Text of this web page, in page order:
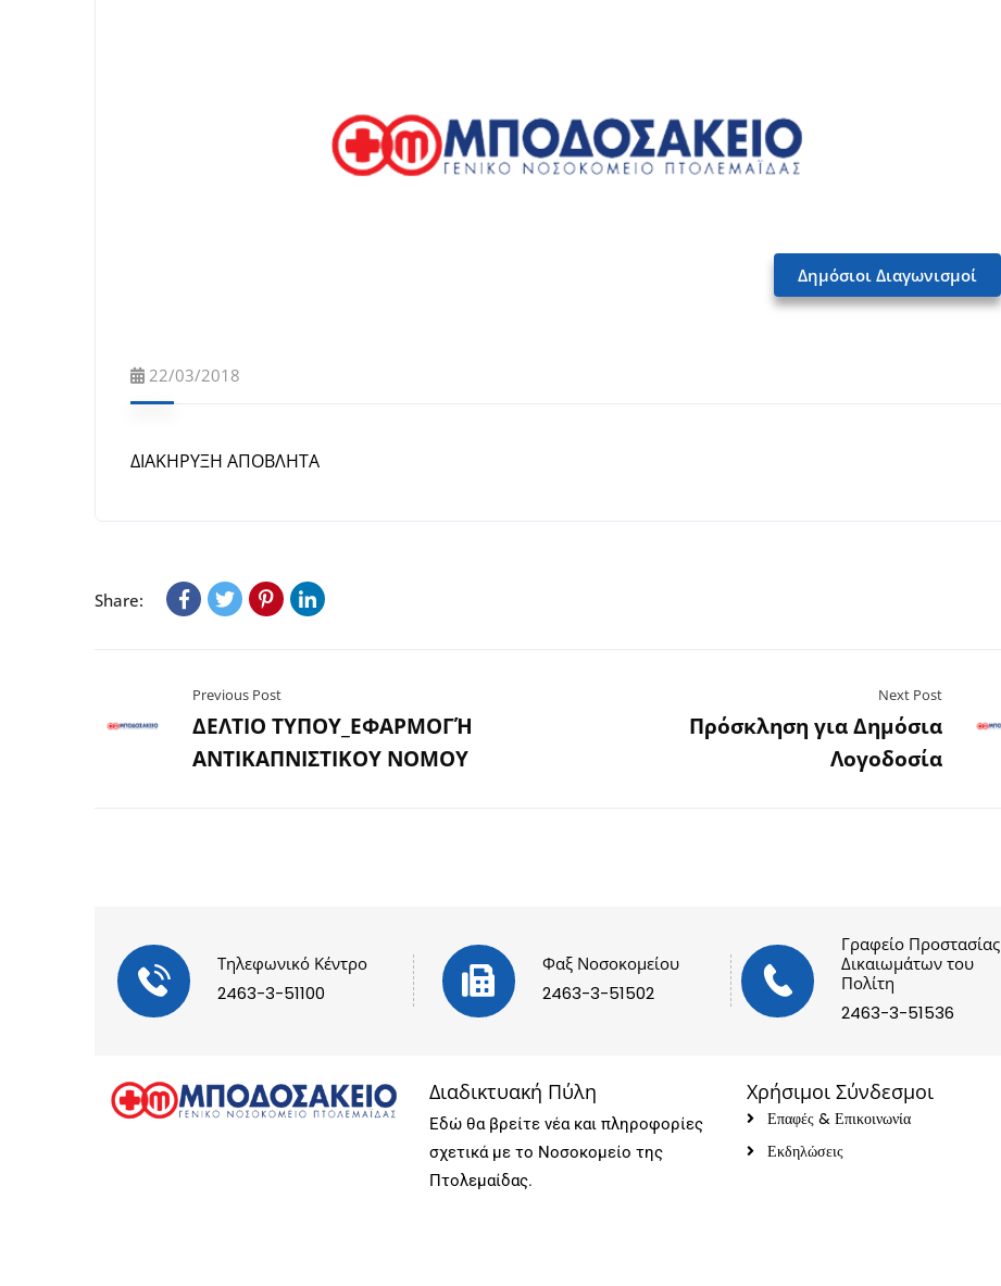
Δημόσιοι Διαγωνισμοί
22/03/2018
ΔΙΑΚΗΡΥΞΗ ΑΠΟΒΛΗΤΑ
Share:
Previous Post
ΔΕΛΤΙΟ ΤΥΠΟΥ_ΕΦΑΡΜΟΓΉ
ΑΝΤΙΚΑΠΝΙΣΤΙΚΟΥ ΝΟΜΟΥ
Next Post
Πρόσκληση για Δημόσια
Λογοδοσία
Τηλεφωνικό Κέντρο
2463-3-51100
Φαξ Νοσοκομείου
2463-3-51502
Γραφείο Προστασίας
Δικαιωμάτων του
Πολίτη
2463-3-51536
Διαδικτυακή Πύλη
Εδώ θα βρείτε νέα και πληροφορίες
σχετικά με το Νοσοκομείο της
Πτολεμαίδας.
Χρήσιμοι Σύνδεσμοι
Επαφές & Επικοινωνία
Εκδηλώσεις